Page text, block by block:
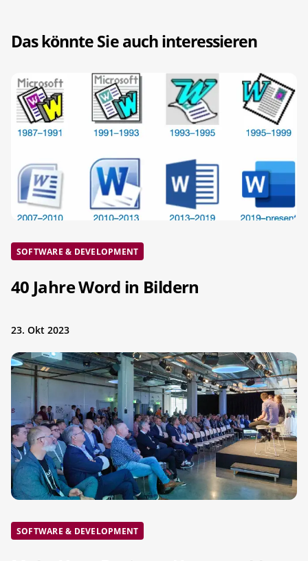
Das könnte Sie auch interessieren
SOFTWARE & DEVELOPMENT
40 Jahre Word in Bildern
23. Okt 2023
SOFTWARE & DEVELOPMENT